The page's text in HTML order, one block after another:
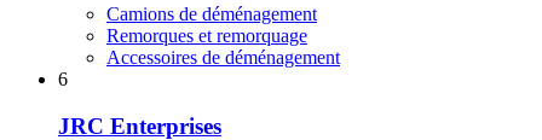
Camions de déménagement
Remorques et remorquage
Accessoires de déménagement
6
JRC Enterprises